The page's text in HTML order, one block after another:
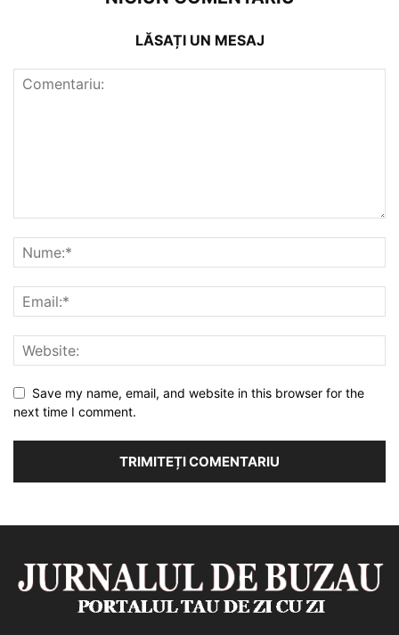
LĂSAȚI UN MESAJ
Save my name, email, and website in this browser for the
next time I comment.